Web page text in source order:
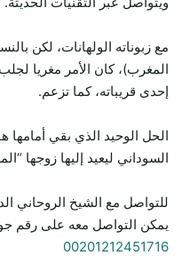
مع زبوناته الولهانات، لكن
المغرب)، كان الأمر مغريا
إحدى قريباته، كما تزعم.
الحل الوحيد الذي بقي أمامها
السوداني ليعيد إليها زوجها
للتواصل مع الشيخ الروحاني
يمكن التواصل معه على رقم
00201212451716